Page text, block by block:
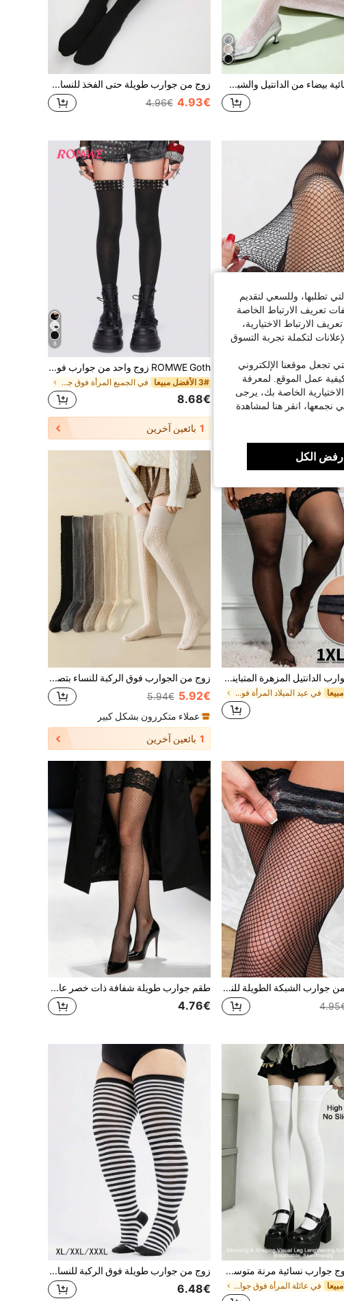
جوارب نسائية بيضاء من الدانتيل والشبك فوق الركبة، مانعة للانزلاق، ناعمة بأسلوب مثير، جوارب متعددة الاستخدامات زوج من جوارب طويلة حتى الفخذ للنساء بتصميم بسيط وأنيق ومريح، ذات شريطين، متعددة الاستخدامات لجميع الفصول، طراز Y2K، دافئة
4.93€
4.96€
4.68€
عام واحد
8
ROMWE Goth زوج واحد من جوارب فوق الركبة بأسلوب بانك متعددة الطبقات مع مسامير، جوارب أنبوبية عالية بلون أسود موحد Y2K، جوارب طويلة من مادة بوليستر رقيقة
3# الأفضل مبيعا في الجميع المرأة فوق جوارب الركبة
8.68€
1 بائعين آخرين
زوج من جوارب الدانتيل المزهرة المتباينة، شفافة ومقاومة للتمزق، جوارب حريرية سوداء متينة، خيار مثالي للساق العارية للنساء في الصيف
في عيد الميلاد المرأة فوق جوارب الركبة
زوج من الجوارب فوق الركبة للنساء بتصميم السلسلة، متعدد الألوان عشوائي، جوارب طويلة حتى الفخذ عصرية وشتوية مريحة للاستخدام اليومي
5.92€
5.94€
عملاء متكررون بشكل كبير
1 بائعين آخرين
زوج واحد من جوارب الشبكة الطويلة للنساء مزينة بالدانتيل، سيليكون مانع للانزلاق، مرونة عالية، مقاسات كبيرة، مناسبة لتنسيق الموضة الخارجية طقم جوارب طويلة شفافة ذات خصر عالي وقمة من الدانتيل، ملابس حفلة مثيرة
4.76€
1 زوج/2 زوج جوارب نسائية مرنة متوسطة الطول للربيع/الخريف، توفر الدفء والتهوية والراحة للفخذين
في عائلة المرأة فوق جوارب الركبة
زوج من جوارب طويلة فوق الركبة للنساء ذوات الحجم الكبير، مناسبة للأسلوب الرومانسي الناضج، حفلات الكرنفال، أعياد الميلاد، ملابس مرحة، جوارب طويلة فوق الركبة سميكة، أسلوب Y2K، مريحة ودافئة للخريف/الشتاء
6.48€
تطلبها، وللسعي لتقديم
تعريف الارتباط الخاصة
الارتباط الاختيارية،
لتكملة تجربة التسوق
تجعل موقعنا الإلكتروني
عمل الموقع. لمعرفة
الخاصة بك، يرجى
نجمعها، انقر هنا لمشاهدة
رفض الكل